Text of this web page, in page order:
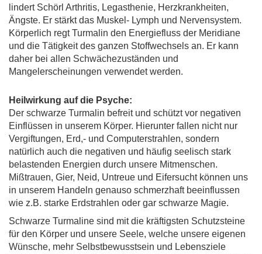
lindert Schörl Arthritis, Legasthenie, Herzkrankheiten,
Ängste. Er stärkt das Muskel- Lymph und Nervensystem.
Körperlich regt Turmalin den Energiefluss der Meridiane
und die Tätigkeit des ganzen Stoffwechsels an. Er kann
daher bei allen Schwächezuständen und
Mangelerscheinungen verwendet werden.
Heilwirkung auf die Psyche:
Der schwarze Turmalin befreit und schützt vor negativen
Einflüssen in unserem Körper. Hierunter fallen nicht nur
Vergiftungen, Erd,- und Computerstrahlen, sondern
natürlich auch die negativen und häufig seelisch stark
belastenden Energien durch unsere Mitmenschen.
Mißtrauen, Gier, Neid, Untreue und Eifersucht können uns
in unserem Handeln genauso schmerzhaft beeinflussen
wie z.B. starke Erdstrahlen oder gar schwarze Magie.
Schwarze Turmaline sind mit die kräftigsten Schutzsteine
für den Körper und unsere Seele, welche unsere eigenen
Wünsche, mehr Selbstbewusstsein und Lebensziele